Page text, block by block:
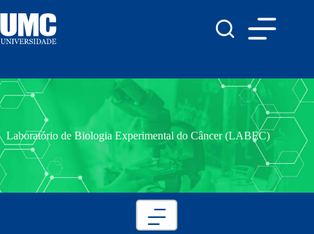
Laboratório de Biologia Experimental do Câncer (LABEC)